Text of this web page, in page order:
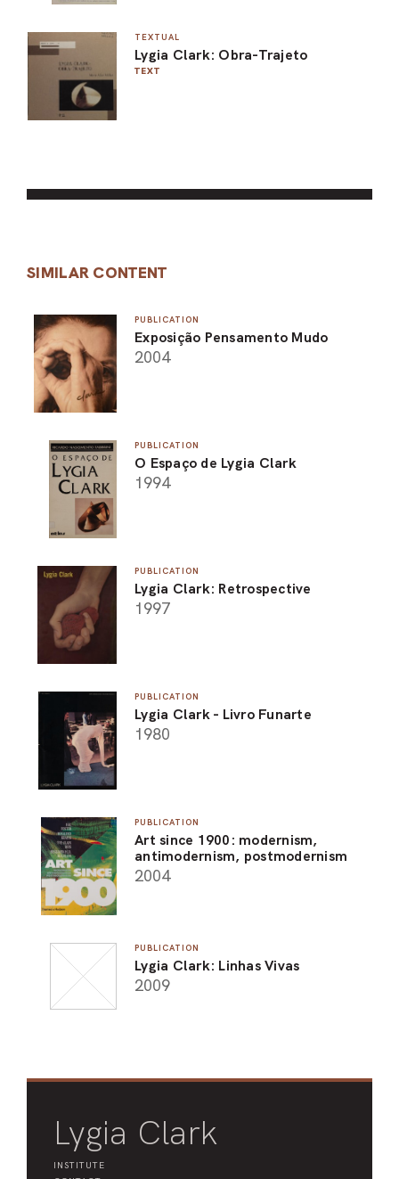
TEXTUAL
Lygia Clark: Obra-Trajeto
TEXT
SIMILAR CONTENT
PUBLICATION
Exposição Pensamento Mudo
2004
PUBLICATION
O Espaço de Lygia Clark
1994
PUBLICATION
Lygia Clark: Retrospective
1997
PUBLICATION
Lygia Clark - Livro Funarte
1980
PUBLICATION
Art since 1900: modernism,
antimodernism, postmodernism
2004
PUBLICATION
Lygia Clark: Linhas Vivas
2009
Lygia Clark
INSTITUTE